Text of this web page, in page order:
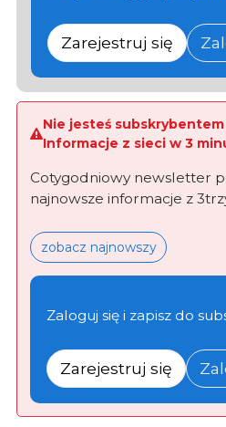
Zarejestruj się
Nie jesteś
Informacje z sieci w 3
Cotygodniowy newsletter
najnowsze informacje z
zobacz najnowszy
Zaloguj się i zapisz do
Zarejestruj się